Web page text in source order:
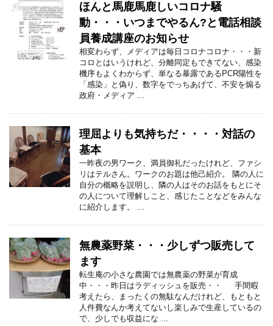
ほんと馬鹿馬鹿しいコロナ騒
動・・・いつまでやるん?と電話相談
員養成講座のお知らせ
相変わらず、メディアは毎日コロナコロナ・・・新
コロとはいうけれど、分離同定もできてない、感染
機序もよくわからず、単なる暴露であるPCR陽性を
「感染」と偽り、数字をでっちあげて、不安を煽る
政府・メディア ...
理屈よりも気持ちだ・・・・対話の
基本
一昨夜の男ワーク、満員御礼だったけれど、ファシ
リはテルさん。ワークのお題は他己紹介。 隣の人に
自分の概略を説明し、隣の人はそのお話をもとにそ
の人について理解しこと、感じたことなどをみんな
に紹介します。 ...
無農薬野菜・・・少しずつ販売して
ます
転生庵の小さな農園では無農薬の野菜が育成
中・・・昨日はラディッシュを販売・・ 手間暇
考えたら、まったくの無駄なんだけれど、もともと
人件費なんか考えてないし楽しみで生産しているの
で、少しでも収益にな ...